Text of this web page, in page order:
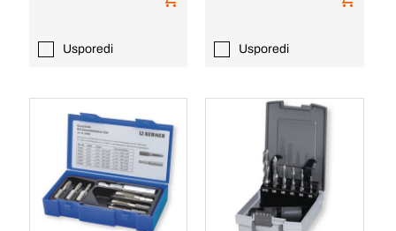
Usporedi Usporedi